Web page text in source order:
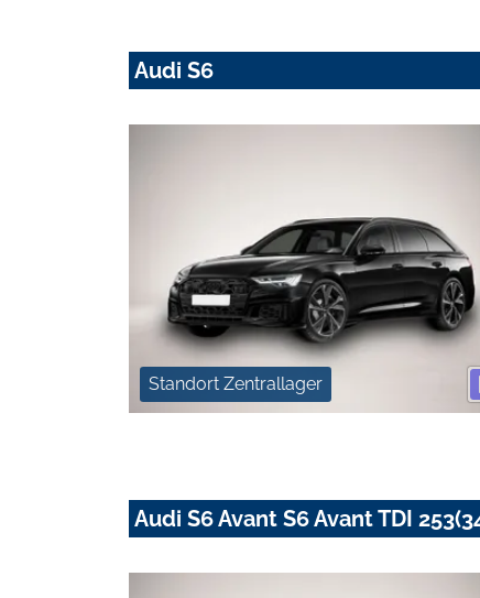
Audi S6
Standort Zentrallager
Audi S6 Avant S6 Avant TDI